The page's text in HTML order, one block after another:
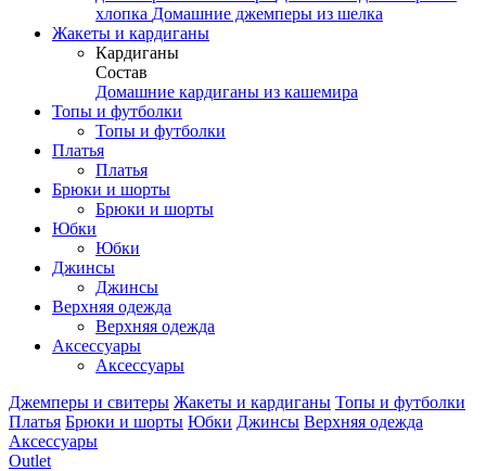
хлопка Домашние джемперы из шелка
Жакеты и кардиганы
Кардиганы
Состав
Домашние кардиганы из кашемира
Топы и футболки
Топы и футболки
Платья
Платья
Брюки и шорты
Брюки и шорты
Юбки
Юбки
Джинсы
Джинсы
Верхняя одежда
Верхняя одежда
Аксессуары
Аксессуары
Джемперы и свитеры Жакеты и кардиганы Топы и футболки
Платья Брюки и шорты Юбки Джинсы Верхняя одежда
Аксессуары
Outlet